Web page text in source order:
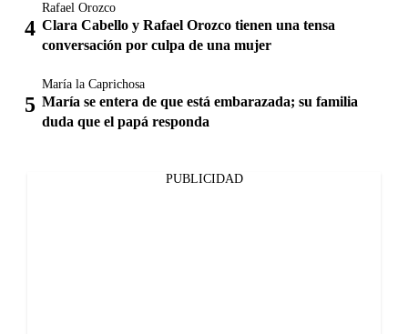
Rafael Orozco
Clara Cabello y Rafael Orozco tienen una tensa
conversación por culpa de una mujer
María la Caprichosa
María se entera de que está embarazada; su familia
duda que el papá responda
PUBLICIDAD